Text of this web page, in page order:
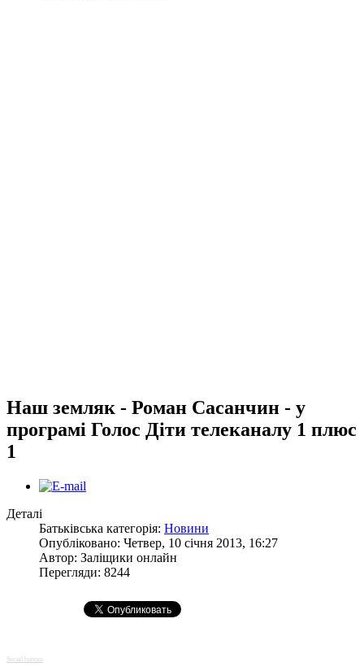
Наш земляк - Роман Сасанчин - у
програмі Голос Діти телеканалу 1 плюс
1
Деталі
Батьківська категорія: Новини
Опубліковано: Четвер, 10 січня 2013, 16:27
Автор: Заліщики онлайн
Перегляди: 8244
Social buttons